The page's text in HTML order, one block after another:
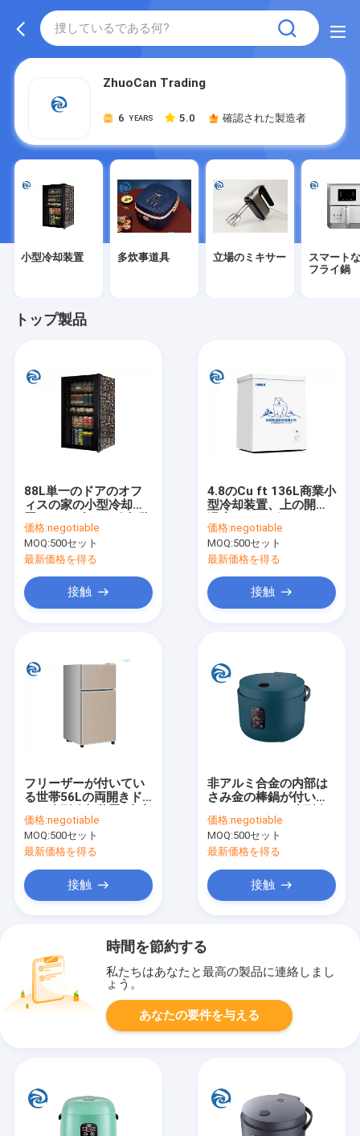
ZhuoCan Trading
6 YEARS 5.0 確認された製造者
小型冷却装置 多炊事道具 立場のミキサー
スマート
フライ鍋
トップ製品
88L単一のドアのオフ
ィスの家の小型冷却装
置フリーザー
価格:negotiable
MOQ:500セット
最新価格を得る
接触
4.8のCu ft 136L商業小
型冷却装置、上の開始
価格:negotiable
MOQ:500セット
最新価格を得る
接触
フリーザーが付いてい
る世帯56Lの両開きド
フィート
価格:negotiable
MOQ:500セット
最新価格を得る
接触
非アルミ合金の内部は
さみ金の棒鍋が付いて
機能の炊事道具
価格:negotiable
MOQ:500セット
最新価格を得る
接触
時間を節約する
私たちはあなたと最高の製品に連絡しまし
ょう。
あなたの要件を与える